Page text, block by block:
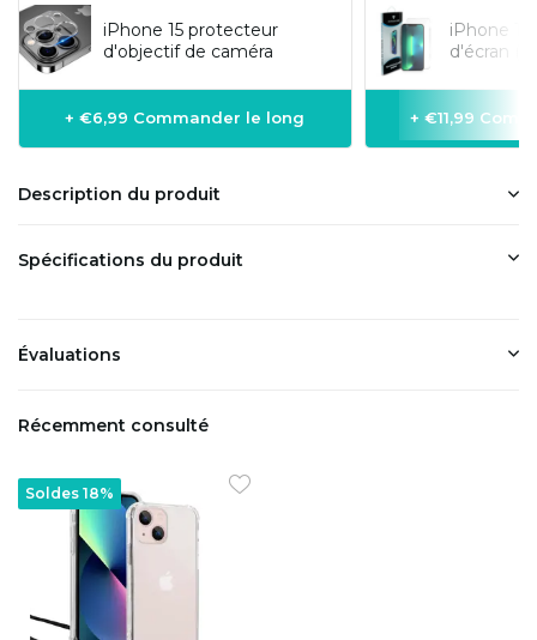
iPhone 15 protecteur
d'objectif de caméra
+ €6,99 Commander le long
iPhone
d'écran
+ €11,99
Description du produit
Spécifications du produit
Évaluations
Récemment consulté
Soldes 18%